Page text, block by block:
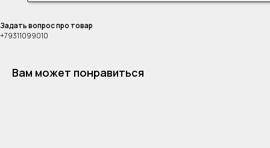
Задать вопрос про товар
+79311099010
Вам может понравиться